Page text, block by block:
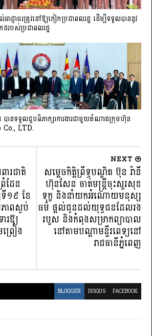
ជ្ញាធរត្រូវនៅឱ្យកៀកប្រជាពលរដ្ឋ ដើម្បីទទួលបាននូវ
របស់ប្រជាពលរដ្ឋ
បានទទួលជួបពិភាក្សាការងារជាមួយតំណាងក្រុមហ៊ុន
LTD.
NEXT
សម្ដេចកិត្ដិព្រឹទ្ធបណ្ឌិត ប៊ុន រ៉ានី
ហ៊ុនសែន ចាត់មន្ត្រីចុះសួរសុខ
ទុក្ខ និងនាំយកអំណោយមនុស្ស
ធម៌ ផ្តល់ជូនដល់យុទ្ធជនដែលរង
របួស និងកំពុងសម្រាកព្យាបាល
នៅតាមបណ្តាមន្ទីរពេទ្យនៅ
រាជធានីភ្នំពេញ
ារជាតិ
ដែន
ទី១៩ ខែ
ាពស្ងប់
រឱ្យ
ព្រៀង
BLOGGER DISQUS FACEBOOK